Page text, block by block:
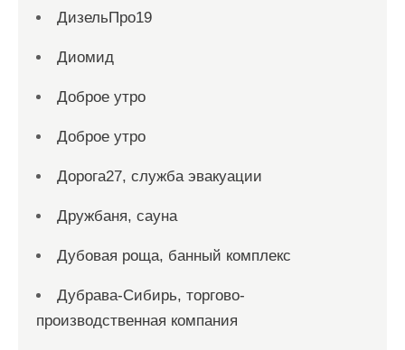
ДизельПро19
Диомид
Доброе утро
Доброе утро
Дорога27, служба эвакуации
Дружбаня, сауна
Дубовая роща, банный комплекс
Дубрава-Сибирь, торгово-
производственная компания